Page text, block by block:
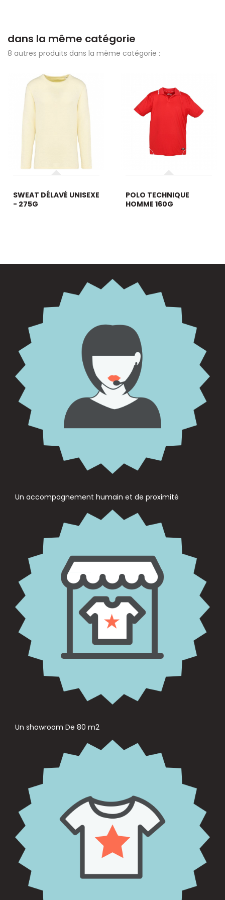
dans la même catégorie
8 autres produits dans la même catégorie :
SWEAT DÉLAVÉ UNISEXE
- 275G
POLO TECHNIQUE
HOMME 160G
Un accompagnement humain et de proximité
Un showroom De 80 m2